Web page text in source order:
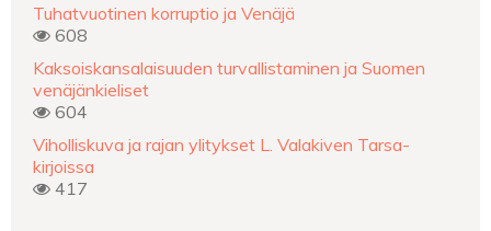
Tuhatvuotinen korruptio ja Venäjä
608
Kaksoiskansalaisuuden turvallistaminen ja Suomen
venäjänkieliset
604
Viholliskuva ja rajan ylitykset L. Valakiven Tarsa-
kirjoissa
417